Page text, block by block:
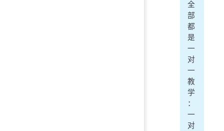
全
部
都
是
一
对
一
教
学
：
一
对